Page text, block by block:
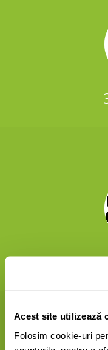
Acest site utilizează
Folosim cookie-uri
o